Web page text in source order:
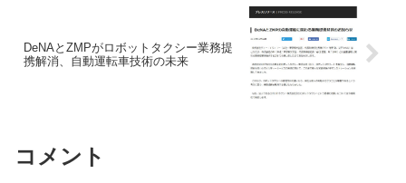
DeNAとZMPがロボットタクシー業務提
携解消、自動運転車技術の未来
コメント